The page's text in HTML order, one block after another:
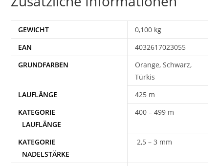
GEWICHT
0,100 kg
EAN
4032617023055
Orange, Schwarz,
Türkis
425 m
400 – 499 m
2,5 – 3 mm